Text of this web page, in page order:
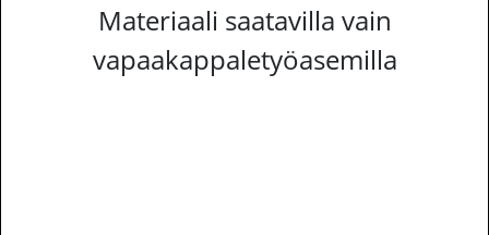
Materiaali saatavilla vain
vapaakappaletyöasemilla